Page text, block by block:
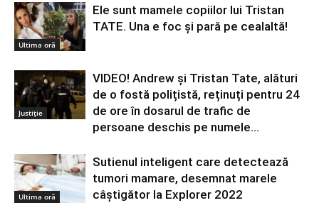
Ultima oră
Ele sunt mamele copiilor lui Tristan
TATE. Una e foc și pară pe cealaltă!
Justiție
VIDEO! Andrew și Tristan Tate, alături
de o fostă polițistă, reținuți pentru 24
de ore în dosarul de trafic de
persoane deschis pe numele...
Ultima oră
Sutienul inteligent care detectează
tumori mamare, desemnat marele
câștigător la Explorer 2022